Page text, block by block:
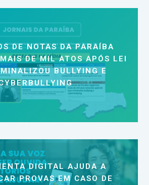
DE NOTAS DA PARAÍBA
DE MIL ATOS APÓS LEI
BULLYING E
DIGITAL AJUDA A
PROVAS EM CASO DE